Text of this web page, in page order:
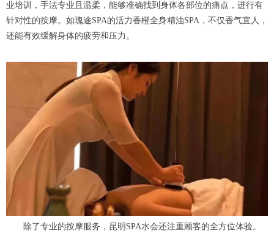
业培训，手法专业且温柔，能够准确找到身体各部位的痛点，进行有
针对性的按摩。如瑰途SPA的活力香橙全身精油SPA，不仅香气宜人，
还能有效缓解身体的疲劳和压力。
除了专业的按摩服务，昆明SPA水会还注重顾客的全方位体验。